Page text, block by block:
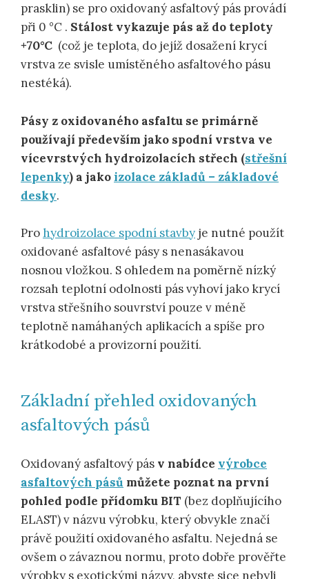
prasklin) se pro oxidovaný asfaltový pás provádí
při 0 °C . Stálost vykazuje pás až do teploty
+70°C (což je teplota, do jejíž dosažení krycí
vrstva ze svisle umístěného asfaltového pásu
nestéká).
Pásy z oxidovaného asfaltu se primárně
používají především jako spodní vrstva ve
vícevrstvých hydroizolacích střech (střešní
lepenky) a jakoizolace základů – základové
desky.
Prohydroizolace spodní stavby je nutné použít
oxidované asfaltové pásy s nenasákavou
nosnou vložkou. S ohledem na poměrně nízký
rozsah teplotní odolnosti pás vyhoví jako krycí
vrstva střešního souvrství pouze v méně
teplotně namáhaných aplikacích a spíše pro
krátkodobé a provizorní použití.
Základní přehled oxidovaných
asfaltových pásů
Oxidovaný asfaltový pás v nabídce výrobce
asfaltových pásů můžete poznat na první
pohled podle přídomku BIT (bez doplňujícího
ELAST) v názvu výrobku, který obvykle značí
právě použití oxidovaného asfaltu. Nejedná se
ovšem o závaznou normu, proto dobře prověřte
výrobky s exotickými názvy, abyste sice nebyli